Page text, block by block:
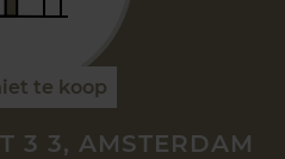
te koop
3 3, AMSTERDAM